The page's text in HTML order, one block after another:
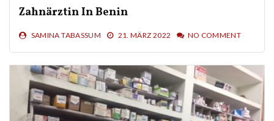
Zahnärztin In Benin
SAMINA TABASSUM 21. MÄRZ 2022 NO COMMENT